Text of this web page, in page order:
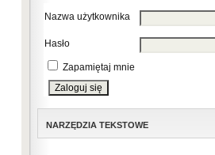
Nazwa użytkownika
Hasło
Zapamiętaj mnie
NARZĘDZIA TEKSTOWE